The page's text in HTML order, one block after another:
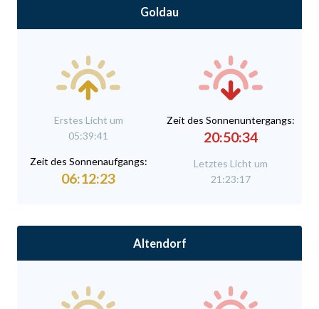
Goldau
Erstes Licht um
05:39:41
Zeit des Sonnenaufgangs:
06:12:23
Zeit des Sonnenuntergangs:
20:50:34
Letztes Licht um
21:23:17
Altendorf